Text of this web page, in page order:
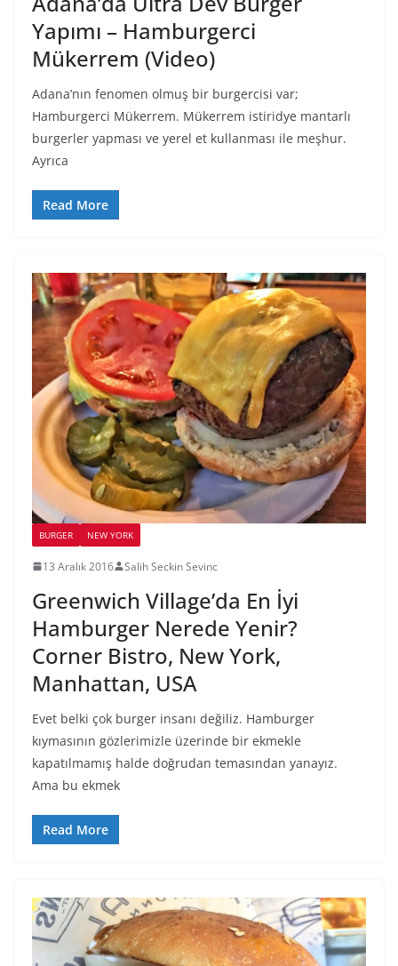
Yapımı – Hamburgerci
Mükerrem (Video)
Adana’nın fenomen olmuş bir burgercisi var;
Hamburgerci Mükerrem. Mükerrem istiridye mantarlı
burgerler yapması ve yerel et kullanması ile meşhur.
Ayrıca
Read More
BURGER NEW YORK
13 Aralık 2016 Salih Seckin Sevinc
Greenwich Village’da En İyi
Hamburger Nerede Yenir?
Corner Bistro, New York,
Manhattan, USA
Evet belki çok burger insanı değiliz. Hamburger
kıymasının gözlerimizle üzerinde bir ekmekle
kapatılmamış halde doğrudan temasından yanayız.
Ama bu ekmek
Read More